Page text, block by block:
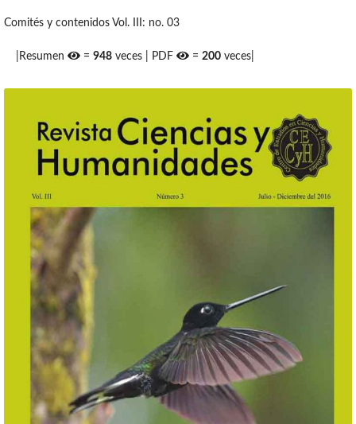
Comités y contenidos Vol. III: no. 03
|Resumen = 948veces | PDF = 200veces|